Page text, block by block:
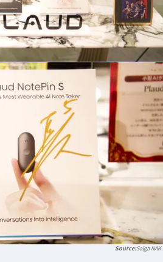
Saiga NAK